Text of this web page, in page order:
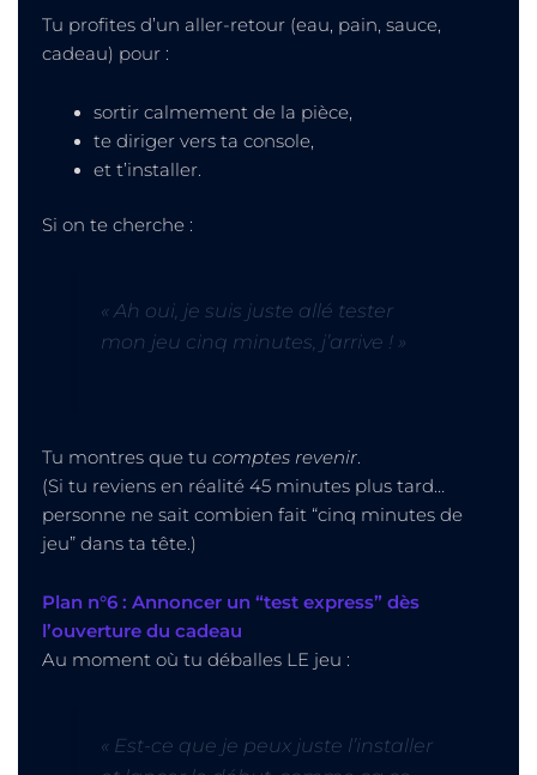
Tu profites d’un aller-retour (eau, pain, sauce,
cadeau) pour :
sortir calmement de la pièce,
te diriger vers ta console,
et t’installer.
Si on te cherche :
« Ah oui, je suis juste allé tester
mon jeu cinq minutes, j’arrive ! »
Tu montres que tu comptes revenir.
(Si tu reviens en réalité 45 minutes plus tard…
personne ne sait combien fait “cinq minutes de
jeu” dans ta tête.)
Plan n°6 : Annoncer un “test express” dès
l’ouverture du cadeau
Au moment où tu déballes LE jeu :
« Est-ce que je peux juste l’installer